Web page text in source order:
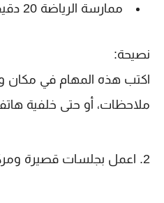
ممارسة الرياضة 20 دقيقة
نصيحة:
اكتب هذه المهام في مكان
ملاحظات، أو حتى خلفية
2. اعمل بجلسات قصيرة ومركّزة (تقنية بومودورو)